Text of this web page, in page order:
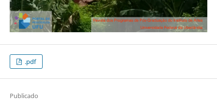
.pdf
Publicado